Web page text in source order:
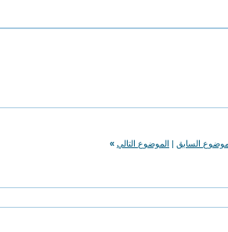
السابق | الموضوع التالي »